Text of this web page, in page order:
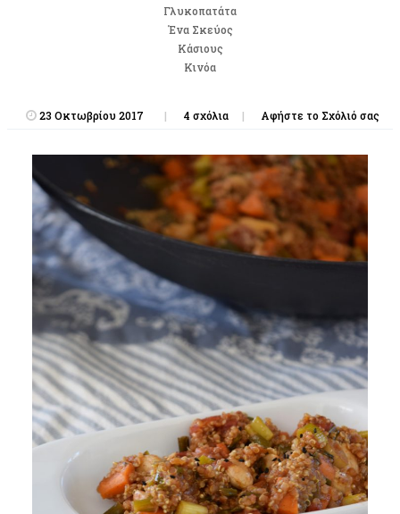
Γλυκοπατάτα
Ένα Σκεύος
Κάσιους
Κινόα
23 Οκτωβρίου 2017 4 σχόλια Αφήστε το Σχόλιό σας